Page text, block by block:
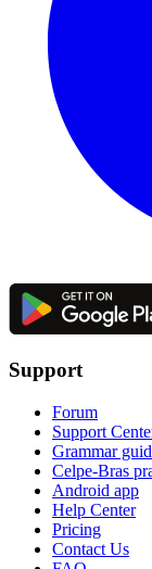
Support
Forum
Support
Grammar
Celpe-Bras
Android app
Help Center
Pricing
Contact Us